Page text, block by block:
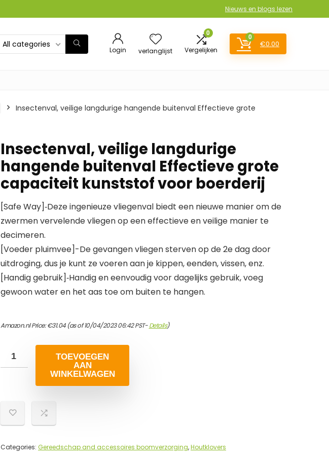
Nieuws en blogs lezen
All categories
Login verlanglijst
0
Vergelijken
0
€0.00
Insectenval, veilige langdurige hangende buitenval Effectieve grote
Insectenval, veilige langdurige
hangende buitenval Effectieve grote
capaciteit kunststof voor boerderij
[Safe Way]‑Deze ingenieuze vliegenval biedt een nieuwe manier om de
zwermen vervelende vliegen op een effectieve en veilige manier te
decimeren.
[Voeder pluimvee]-De gevangen vliegen sterven op de 2e dag door
uitdroging, dus je kunt ze voeren aan je kippen, eenden, vissen, enz.
[Handig gebruik]‑Handig en eenvoudig voor dagelijks gebruik, voeg
gewoon water en het aas toe om buiten te hangen.
Amazon.nl Price:€31.04(as of 10/04/2023 06:42 PST-Details)
TOEVOEGEN
AAN
WINKELWAGEN
Categories: Gereedschap and accessoires boomverzorging,Houtklovers